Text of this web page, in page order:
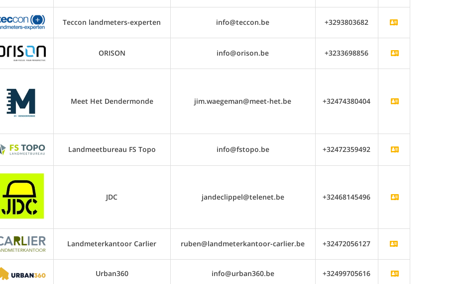
Teccon landmeters-experten info@teccon.be +3293803682
ORISON info@orison.be +3233698856
Meet Het Dendermonde jim.waegeman@meet-het.be +32474380404
Landmeetbureau FS Topo info@fstopo.be +32472359492
JDC jandeclippel@telenet.be +32468145496
Landmeterkantoor Carlier ruben@landmeterkantoor-carlier.be +32472056127
Urban360 info@urban360.be +32499705616